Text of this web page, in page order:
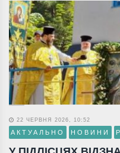
22 ЧЕРВНЯ 2026, 10:52
АКТУАЛЬНО НОВИНИ